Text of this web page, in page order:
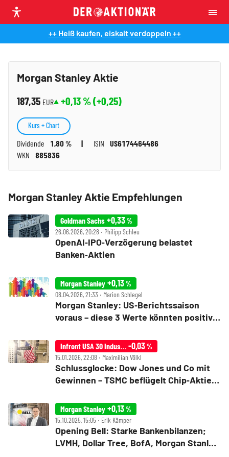
++ Heiß kaufen, eiskalt verdoppeln ++
Morgan Stanley Aktie
187,35 EUR +0,13 % (+0,25)
Dividende 1,80 % ISIN
US6174464486
WKN
885836
Kurs + Chart
Morgan Stanley Aktie Empfehlungen
Goldman Sachs +0,33%
26.06.2026, 20:28 ‧ Philipp Schleu
OpenAI‑IPO‑Verzögerung belastet
Banken‑Aktien
Morgan Stanley +0,13%
08.04.2026, 21:33 ‧ Marion Schlegel
Morgan Stanley: US‑Berichtssaison
voraus – diese 3 Werte könnten positiv
Infront USA 30 Industrial -0,03%
15.01.2026, 22:08 ‧ Maximilian Völkl
Schlussglocke: Dow Jones und Co mit
Gewinnen – TSMC beflügelt Chip‑Aktien,
Morgan Stanley +0,13%
15.10.2025, 15:05 ‧ Erik Kämper
Opening Bell: Starke Bankenbilanzen;
LVMH, Dollar Tree, BofA, Morgan Stanley,